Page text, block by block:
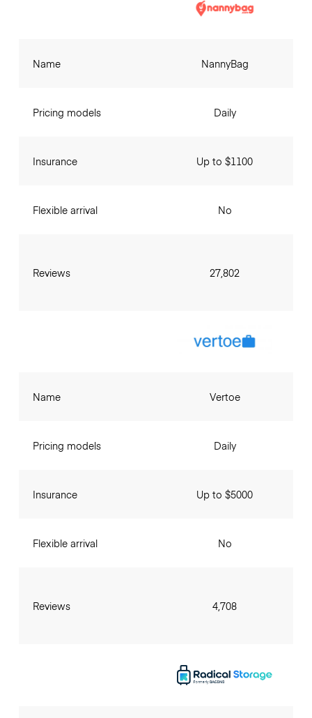
Name
Pricing models
Insurance
Flexible arrival
Reviews
NannyBag
Daily
Up to $1100
No
27,802
Name
Pricing models
Insurance
Flexible arrival
Reviews
Vertoe
Daily
Up to $5000
No
4,708